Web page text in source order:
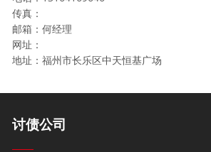
传真：
邮箱：何经理
网址：
地址：福州市长乐区中天恒基广场
讨债公司